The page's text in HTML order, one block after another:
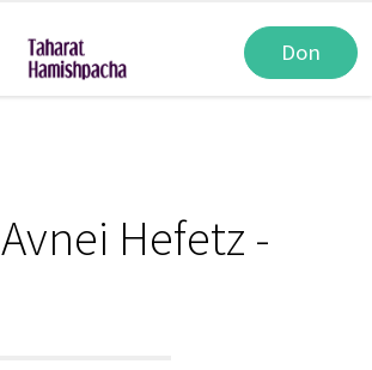
Don
Avnei Hefetz -